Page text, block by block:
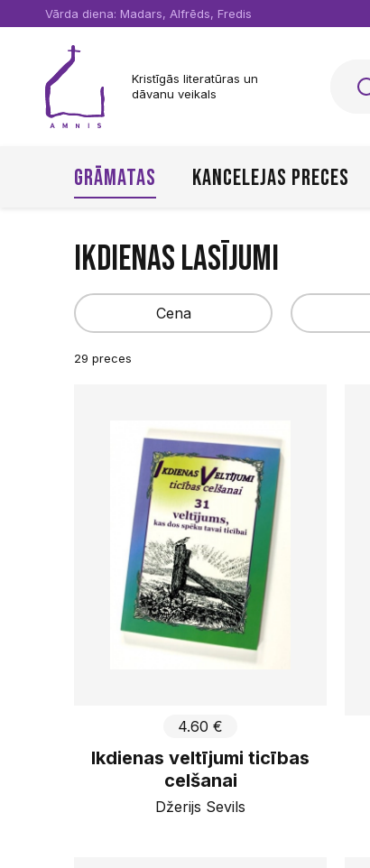
Kristīgās literatūras un
dāvanu veikals
Grāmatas Kancelejas preces
Vārda diena: Madars, Alfrēds, Fredis
Ikdienas lasījumi
Cena
Piemērot
29 preces
4.60 €
Ikdienas veltījumi ticības
celšanai
Džerijs Sevils